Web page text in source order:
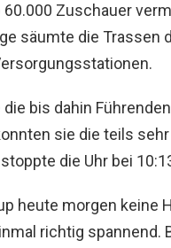
60.000 Zuschauer
säumte die Trassen
bis dahin
sie die teils
die Uhr bei
heute morgen keine
richtig spannend.